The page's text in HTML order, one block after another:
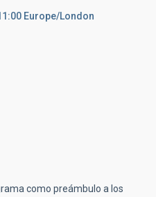
Europe/London
como preámbulo a los